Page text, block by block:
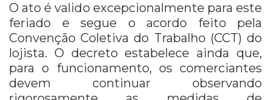
O ato é valido excepcionalmente para este
feriado e segue o acordo feito pela
Convenção Coletiva do Trabalho (CCT) do
lojista. O decreto estabelece ainda que,
para o funcionamento, os comerciantes
devem continuar observando